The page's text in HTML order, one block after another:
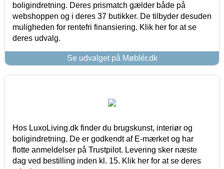
boligindretning. Deres prismatch gælder både på
webshoppen og i deres 37 butikker. De tilbyder desuden
muligheden for rentefri finansiering. Klik her for at se
deres udvalg.
Se udvalget på Møblér.dk
Hos LuxoLiving.dk finder du brugskunst, interiør og
boligindretning. De er godkendt af E-mærket og har
flotte anmeldelser på Trustpilot. Levering sker næste
dag ved bestilling inden kl. 15. Klik her for at se deres